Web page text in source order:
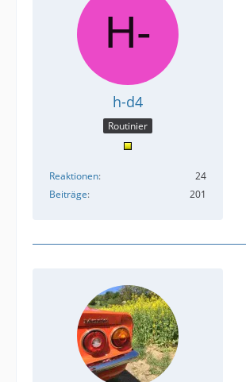
h-d4
Routinier
Reaktionen
24
Beiträge
201